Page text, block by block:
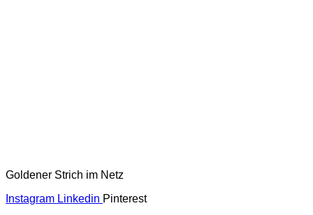
Goldener Strich im Netz
Instagram Linkedin Pinterest